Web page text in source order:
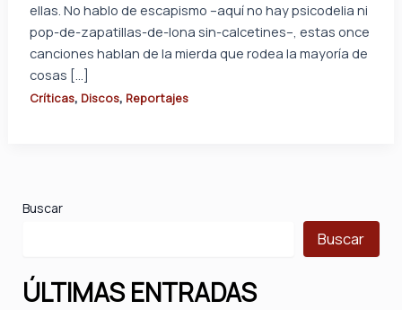
ellas. No hablo de escapismo –aquí no hay psicodelia ni
pop-de-zapatillas-de-lona sin-calcetines–, estas once
canciones hablan de la mierda que rodea la mayoría de
cosas […]
Críticas, Discos, Reportajes
Buscar
Buscar
ÚLTIMAS ENTRADAS